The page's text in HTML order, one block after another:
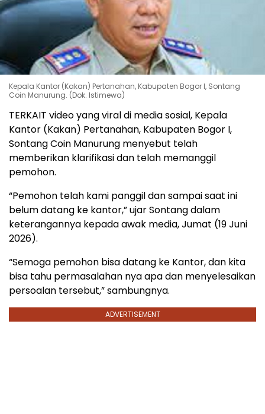
Kepala Kantor (Kakan) Pertanahan, Kabupaten Bogor I, Sontang
Coin Manurung. (Dok. Istimewa)
TERKAIT video yang viral di media sosial, Kepala
Kantor (Kakan) Pertanahan, Kabupaten Bogor I,
Sontang Coin Manurung menyebut telah
memberikan klarifikasi dan telah memanggil
pemohon.
“Pemohon telah kami panggil dan sampai saat ini
belum datang ke kantor,” ujar Sontang dalam
keterangannya kepada awak media, Jumat (19 Juni
2026).
“Semoga pemohon bisa datang ke Kantor, dan kita
bisa tahu permasalahan nya apa dan menyelesaikan
persoalan tersebut,” sambungnya.
ADVERTISEMENT